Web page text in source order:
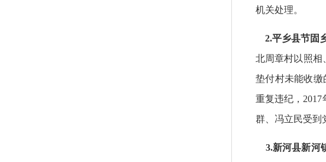
机关处理。
2.平乡县节固
北周章村以照相
垫付村未能收缴
重复违纪，
群、冯立民受到
3.新河县新河